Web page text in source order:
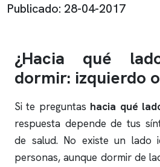
Publicado: 28-04-2017
¿Hacia qué
dormir: izquierdo
Si te preguntas hacia qué
respuesta depende de tus
de salud. No existe un lado
personas, aunque dormir de